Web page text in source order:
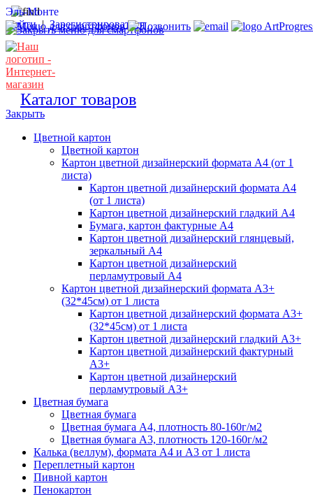
Эль-Монте
Войти| Зарегистрироваться
Каталог товаров
Закрыть
Цветной картон
Цветной картон
Картон цветной дизайнерский формата А4 (от 1
листа)
Картон цветной дизайнерский формата А4
(от 1 листа)
Картон цветной дизайнерский гладкий А4
Бумага, картон фактурные А4
Картон цветной дизайнерский глянцевый,
зеркальный А4
Картон цветной дизайнерский
перламутровый А4
Картон цветной дизайнерский формата А3+
(32*45см) от 1 листа
Картон цветной дизайнерский формата А3+
(32*45см) от 1 листа
Картон цветной дизайнерский гладкий А3+
Картон цветной дизайнерский фактурный
А3+
Картон цветной дизайнерский
перламутровый А3+
Цветная бумага
Цветная бумага
Цветная бумага А4, плотность 80-160г/м2
Цветная бумага А3, плотность 120-160г/м2
Калька (веллум), формата А4 и А3 от 1 листа
Переплетный картон
Пивной картон
Пенокартон